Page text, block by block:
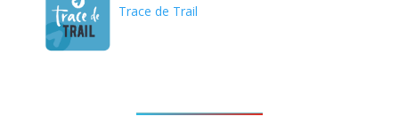
Trace de Trail